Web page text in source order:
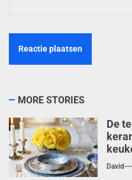
MORE STORIES
De
David